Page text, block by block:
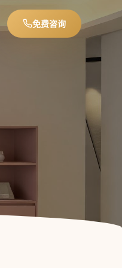
免费咨询